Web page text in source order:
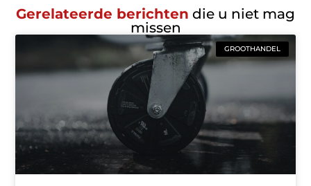
Gerelateerde berichten die u niet mag
missen
GROOTHANDEL